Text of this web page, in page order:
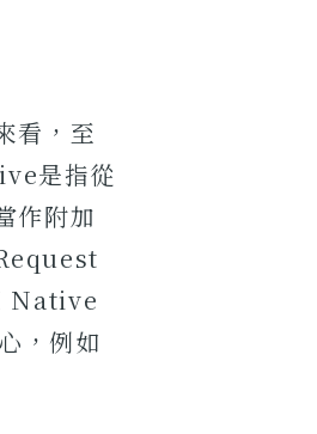
看，至
是指從
作附加
Native
，例如